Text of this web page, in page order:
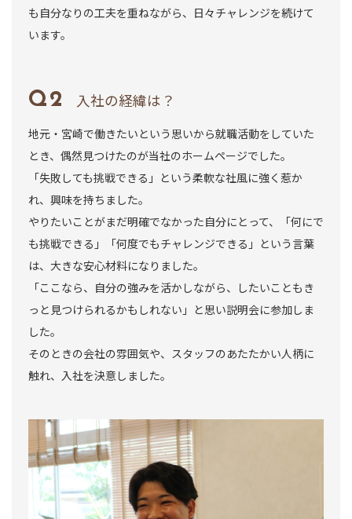
も自分なりの工夫を重ねながら、日々チャレンジを続けて
います。
入社の経緯は？
地元・宮崎で働きたいという思いから就職活動をしていた
とき、偶然見つけたのが当社のホームページでした。
「失敗しても挑戦できる」という柔軟な社風に強く惹か
れ、興味を持ちました。
やりたいことがまだ明確でなかった自分にとって、「何にで
も挑戦できる」「何度でもチャレンジできる」という言葉
は、大きな安心材料になりました。
「ここなら、自分の強みを活かしながら、したいこともき
っと見つけられるかもしれない」と思い説明会に参加しま
した。
そのときの会社の雰囲気や、スタッフのあたたかい人柄に
触れ、入社を決意しました。